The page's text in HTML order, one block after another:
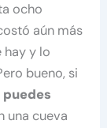
ocho
aún más
hay y lo
bueno, si
puedes
una cueva